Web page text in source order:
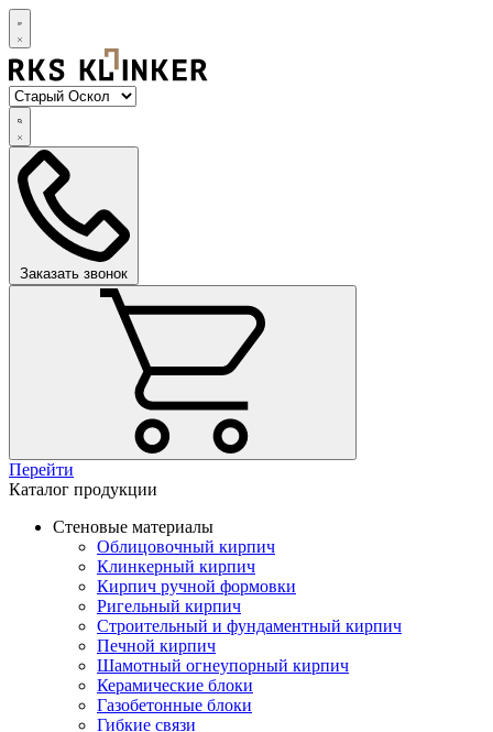
Заказать звонок
Перейти
Каталог продукции
Стеновые материалы
Облицовочный кирпич
Клинкерный кирпич
Кирпич ручной формовки
Ригельный кирпич
Строительный и фундаментный кирпич
Печной кирпич
Шамотный огнеупорный кирпич
Керамические блоки
Газобетонные блоки
Гибкие связи